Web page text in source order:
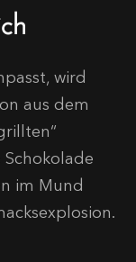
wird
aus dem
im Mund